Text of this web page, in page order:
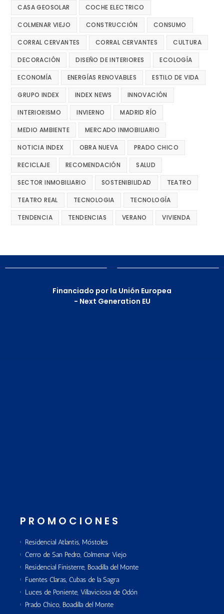
CASA GEOSOLAR COCHE ELECTRICO
COLMENAR VIEJO CONSTRUCCIÓN CONSUMO
CORRAL CERVANTES CORRAL CERVANTES CULTURA
DECORACIÓN DISEÑO DE INTERIORES ECOLOGÍA
ECONOMÍA ENERGÍAS RENOVABLES ESTILO DE VIDA
GRUPO INDEX INDEX NEWS INNOVACIÓN
INTERIORISMO INVIERNO MADRID RÍO
MEDIO AMBIENTE MERCADO INMOBILIARIO
NOTICIA INDEX OBRA NUEVA PRADO CHICO
RECICLAJE RECOMENDACIÓN SALUD
SECTOR INMOBILIARIO SOSTENIBILIDAD TEATRO
TEATRO REAL TECNOLOGIA TECNOLOGÍA
TENDENCIA TENDENCIAS VERANO VIVIENDA
Financiado por la Unión Europea
- Next Generation EU
PROMOCIONES
Residencial Atlantis, Móstoles
Cerro de San Pedro, Colmenar Viejo
Residencial Finisterre, Boadilla del Monte
Fuentes Claras, Cubas de la Sagra
Luces de Poniente, Villaviciosa de Odón
Prado Chico, Boadilla del Monte